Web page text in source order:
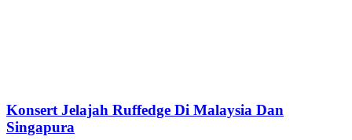
Konsert Jelajah Ruffedge Di Malaysia Dan
Singapura